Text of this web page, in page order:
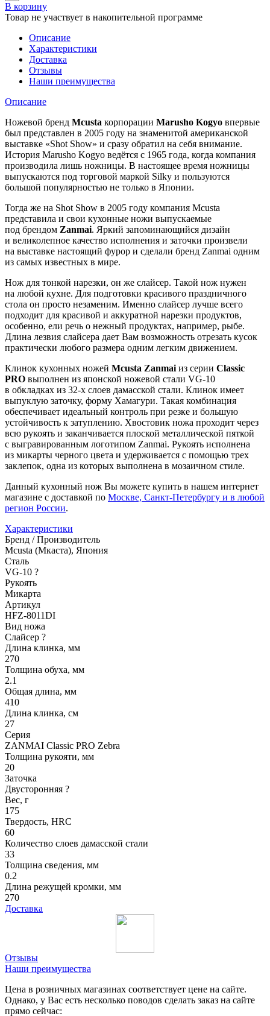
В корзину
Товар не участвует в накопительной программе
Описание
Характеристики
Доставка
Отзывы
Наши преимущества
Описание
Ножевой бренд Mcusta корпорации Marusho Kogyo впервые
был представлен в 2005 году на знаменитой американской
выставке «Shot Show» и сразу обратил на себя внимание.
История Marusho Kogyo ведётся с 1965 года, когда компания
производила лишь ножницы. В настоящее время ножницы
выпускаются под торговой маркой Silky и пользуются
большой популярностью не только в Японии.
Тогда же на Shot Show в 2005 году компания Mcusta
представила и свои кухонные ножи выпускаемые
под брендом Zanmai. Яркий запоминающийся дизайн
и великолепное качество исполнения и заточки произвели
на выставке настоящий фурор и сделали бренд Zanmai одним
из самых известных в мире.
Нож для тонкой нарезки, он же слайсер. Такой нож нужен
на любой кухне. Для подготовки красивого праздничного
стола он просто незаменим. Именно слайсер лучше всего
подходит для красивой и аккуратной нарезки продуктов,
особенно, ели речь о нежный продуктах, например, рыбе.
Длина лезвия слайсера дает Вам возможность отрезать кусок
практически любого размера одним легким движением.
Клинок кухонных ножей Mcusta Zanmai из серии Classic
PRO выполнен из японской ножевой стали VG-10
в обкладках из 32-х слоев дамасской стали. Клинок имеет
выпуклую заточку, форму Хамагури. Такая комбинация
обеспечивает идеальный контроль при резке и большую
устойчивость к затуплению. Хвостовик ножа проходит через
всю рукоять и заканчивается плоской металлической пяткой
с выгравированным логотипом Zanmai. Рукоять исполнена
из микарты черного цвета и удерживается с помощью трех
заклепок, одна из которых выполнена в мозаичном стиле.
Данный кухонный нож Вы можете купить в нашем интернет
магазине с доставкой по Москве, Санкт-Петербургу и в любой
регион России.
Характеристики
Бренд / Производитель
Mcusta (Мкаста), Япония
Сталь
VG-10 ?
Рукоять
Микарта
Артикул
HFZ-8011DI
Вид ножа
Слайсер ?
Длина клинка, мм
270
Толщина обуха, мм
2.1
Общая длина, мм
410
Длина клинка, см
27
Серия
ZANMAI Classic PRO Zebra
Толщина рукояти, мм
20
Заточка
Двусторонняя ?
Вес, г
175
Твердость, HRC
60
Количество слоев дамасской стали
33
Толщина сведения, мм
0.2
Длина режущей кромки, мм
270
Доставка
Отзывы
Наши преимущества
Цена в розничных магазинах соответствует цене на сайте.
Однако, у Вас есть несколько поводов сделать заказ на сайте
прямо сейчас: